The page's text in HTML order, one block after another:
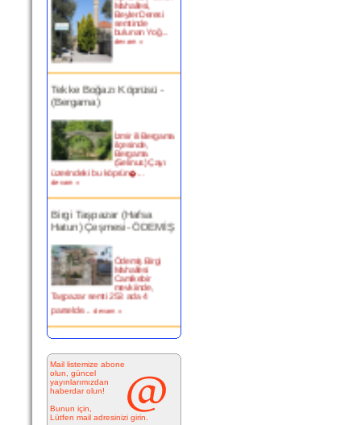
Beyler Deresi
semtinde
bulunan Yoğ...
devam »
(Bergama)
ilçesinde,
Bergama
(Selinus) Çayı
üzerindeki bu köprün�...
devam »
Hatun) Çeşmesi- ÖDEMİŞ
Mahallesi
Camikebir
mevkiinde,
Taşpazar semti 253 ada 4
parselde... devam »
Resimde
görülen çeşme
İnkilap Caddesi
üzerinde yer
alan çarşı
Mail listemize abone
olun, güncel
yayınlarımızdan
haberdar olun!
Bunun için,
Lütfen mail adresinizi girin.